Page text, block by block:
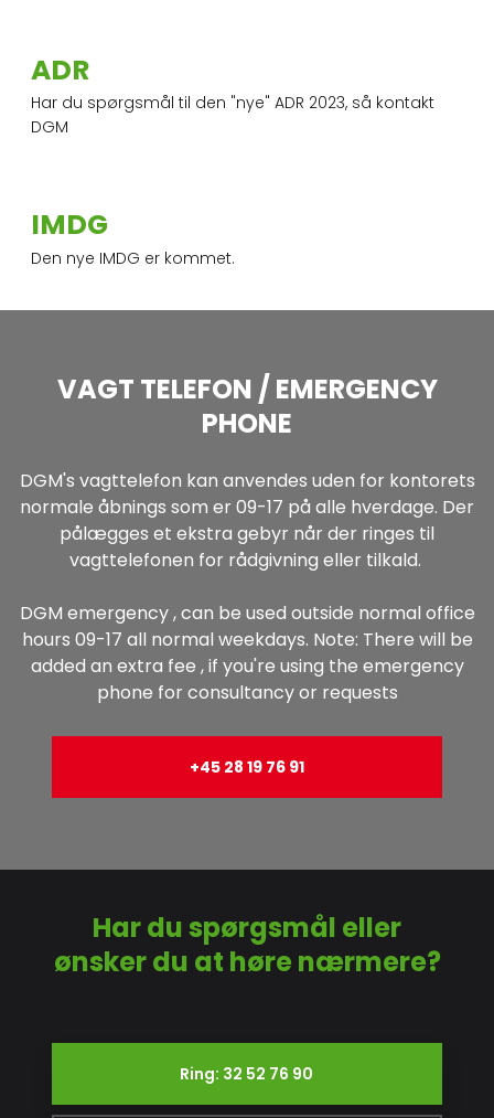
​ADR
Har du spørgsmål til den "nye" ADR 2023, så kontakt
DGM
​IMDG
Den nye IMDG er kommet.
VAGT TELEFON / EMERGENCY
PHONE
DGM's vagttelefon kan anvendes uden for kontorets
normale åbnings som er 09-17 på alle hverdage. Der
pålægges et ekstra gebyr når der ringes til
vagttelefonen for rådgivning eller tilkald. ​
DGM emergency , can be used outside normal office
hours 09-17 all normal weekdays. Note: There will be
added an extra fee , if you're using the emergency
phone for consultancy or requests
+45 28 19 76 91
Har du spørgsmål eller
​ønsker du at høre nærmere?
Ring: 32 52 76 90